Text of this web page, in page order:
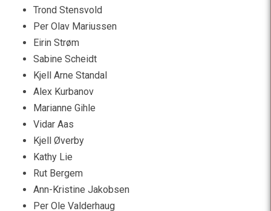
Trond Stensvold
Per Olav Mariussen
Eirin Strøm
Sabine Scheidt
Kjell Arne Standal
Alex Kurbanov
Marianne Gihle
Vidar Aas
Kjell Øverby
Kathy Lie
Rut Bergem
Ann-Kristine Jakobsen
Per Ole Valderhaug